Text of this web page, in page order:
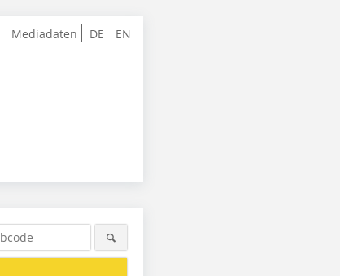
DE EN
Mediadaten